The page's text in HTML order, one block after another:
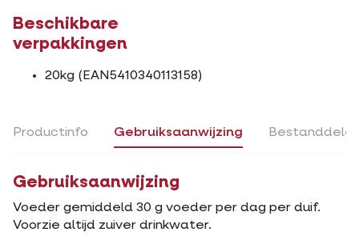
Beschikbare
verpakkingen
20kg (EAN5410340113158)
Productinfo Gebruiksaanwijzing
Gebruiksaanwijzing
Voeder gemiddeld 30 g voeder per dag per duif.
Voorzie altijd zuiver drinkwater.